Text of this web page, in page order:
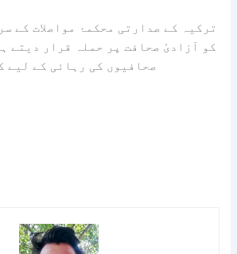
ترکیہ کے صدارتی محکمۂ مواصلات کے
کو آزادیٔ صحافت پر حملہ قرار دیتے
صحافیوں کی رہائی کے لیے